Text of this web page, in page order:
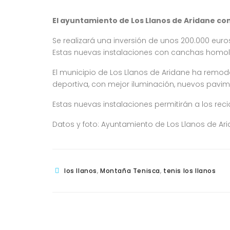
El ayuntamiento de Los Llanos de Aridane
Se realizará una inversión de unos 200.000
Estas nuevas instalaciones con canchas
El municipio de Los Llanos de Aridane ha
deportiva, con mejor iluminación, nuevos
Estas nuevas instalaciones permitirán a los
Datos y foto: Ayuntamiento de Los Llanos de
los llanos, Montaña Tenisca, tenis los llanos